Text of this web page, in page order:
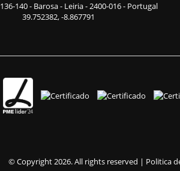
136-140- Barosa - Leiria - 2400-016 - Portugal
39.752382, -8.867791
© Copyright 2026. All rights reserved | Politica